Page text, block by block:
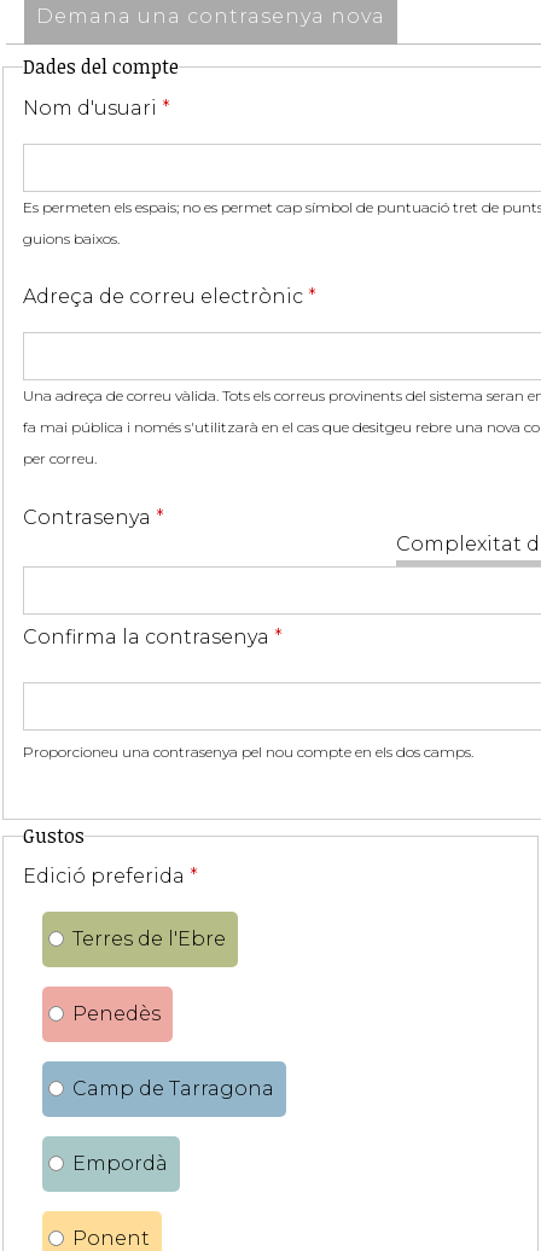
Demana una contrasenya nova
Dades del compte
Nom d'usuari *
Es permeten els espais; no es permet cap símbol de puntuació tret de
guions baixos.
Adreça de correu electrònic *
Una adreça de correu vàlida. Tots els correus provinents del sistema seran
fa mai pública i només s'utilitzarà en el cas que desitgeu rebre una nova
per correu.
Complexitat
Contrasenya *
Confirma la contrasenya *
Proporcioneu una contrasenya pel nou compte en els dos camps.
Gustos
Edició preferida *
Terres de l'Ebre
Penedès
Camp de Tarragona
Empordà
Ponent